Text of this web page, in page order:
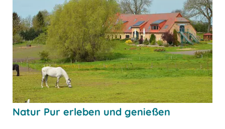
Natur Pur erleben und genießen